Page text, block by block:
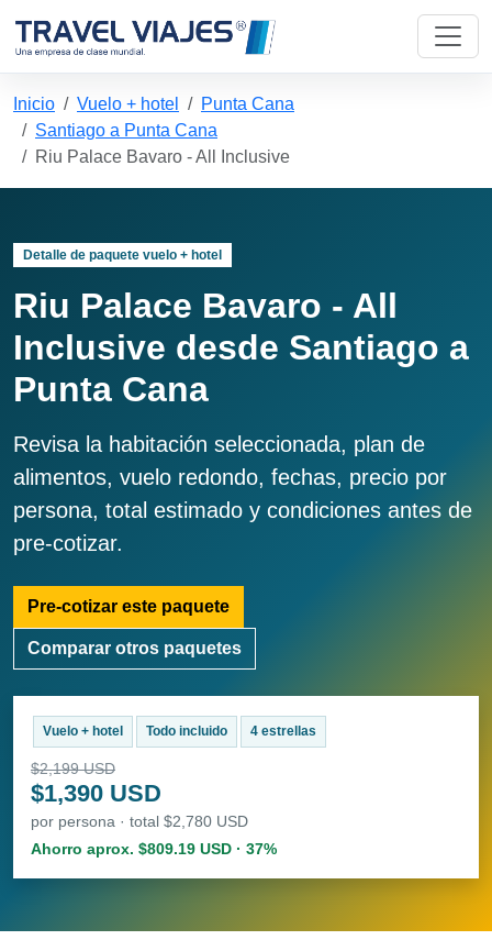
Inicio Vuelo + hotel
Punta Cana
Santiago a Punta Cana
Riu Palace Bavaro - All Inclusive
Detalle de paquete vuelo + hotel
Riu Palace Bavaro - All
Inclusive desde Santiago a
Punta Cana
Revisa la habitación seleccionada, plan de
alimentos, vuelo redondo, fechas, precio por
persona, total estimado y condiciones antes de
pre-cotizar.
Pre-cotizar este paquete
Comparar otros paquetes
Vuelo + hotel Todo incluido 4 estrellas
$2,199 USD
$1,390 USD
por persona · total $2,780 USD
Ahorro aprox. $809.19 USD · 37%